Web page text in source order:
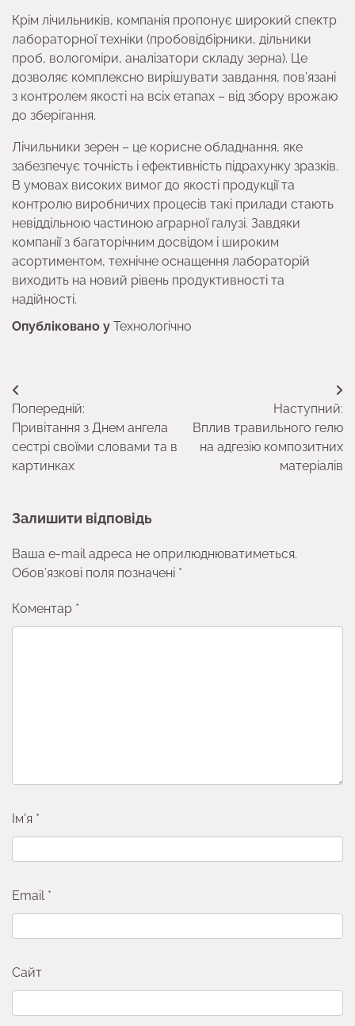
Крім лічильників, компанія пропонує широкий спектр
лабораторної техніки (пробовідбірники, дільники
проб, вологоміри, аналізатори складу зерна). Це
дозволяє комплексно вирішувати завдання, пов’язані
з контролем якості на всіх етапах – від збору врожаю
до зберігання.
Лічильники зерен – це корисне обладнання, яке
забезпечує точність і ефективність підрахунку зразків.
В умовах високих вимог до якості продукції та
контролю виробничих процесів такі прилади стають
невіддільною частиною аграрної галузі. Завдяки
компанії з багаторічним досвідом і широким
асортиментом, технічне оснащення лабораторій
виходить на новий рівень продуктивності та
надійності.
Опубліковано у Технологічно
Навігація
записів
Попередній:
Привітання з Днем ангела
сестрі своїми словами та в
картинках
Наступний:
Вплив травильного гелю
на адгезію композитних
матеріалів
Залишити відповідь
Ваша e-mail адреса не оприлюднюватиметься.
Обов’язкові поля позначені *
Коментар *
Ім'я *
Email *
Сайт